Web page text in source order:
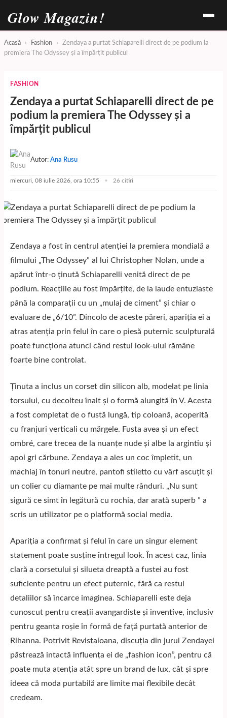
Glow Magazin!
Acasă › Fashion ›
Zendaya a purtat Schiaparelli direct de pe podium la
premiera The Odyssey și a împărțit publicul
FASHION
Zendaya a purtat Schiaparelli direct de pe
podium la premiera The Odyssey și a
împărțit publicul
Autor: Ana Rusu
miercuri, 08 iulie 2026, ora 10:55 26 citiri
Zendaya a fost în centrul atenției la premiera mondială a
filmului „The Odyssey” al lui Christopher Nolan, unde a
apărut într-o ținută Schiaparelli venită direct de pe
podium. Reacțiile au fost împărțite, de la laude entuziaste
până la comparații cu un „mulaj de ciment” și chiar o
evaluare de „6/10”. Dincolo de aceste păreri, apariția ei a
atras atenția prin felul în care o piesă puternic sculpturală
poate funcționa atunci când restul look-ului rămâne
foarte bine controlat.
Ținuta a inclus un corset din silicon alb, modelat pe linia
torsului, cu decolteu înalt și o formă alungită în V. Acesta
a fost completat de o fustă lungă, tip coloană, acoperită
cu franjuri verticali cu mărgele. Fusta avea și un efect
ombré, care trecea de la nuanțe nude și albe la argintiu și
apoi gri cărbune. Zendaya a ales un coc împletit, un
machiaj în tonuri neutre, pantofi stiletto cu vârf ascuțit și
un colier cu diamante pe mai multe rânduri. „Nu sunt
sigură ce simt în legătură cu rochia, dar arată superb ” a
scris un utilizator pe o platformă social media.
Apariția a confirmat și felul în care un singur element
statement poate susține întregul look. În acest caz, linia
clară a corsetului și silueta dreaptă a fustei au fost
suficiente pentru un efect puternic, fără ca restul
detaliilor să încarce imaginea. Schiaparelli este deja
cunoscut pentru creații avangardiste și inventive, inclusiv
pentru geanta roșie în formă de față purtată anterior de
Rihanna. Potrivit Revistaioana, discuția din jurul Zendayei
păstrează intactă influența ei de „fashion icon”, pentru că
poate muta atenția atât spre un brand de lux, cât și spre
ideea că moda purtabilă are limite mai flexibile decât
credeam.